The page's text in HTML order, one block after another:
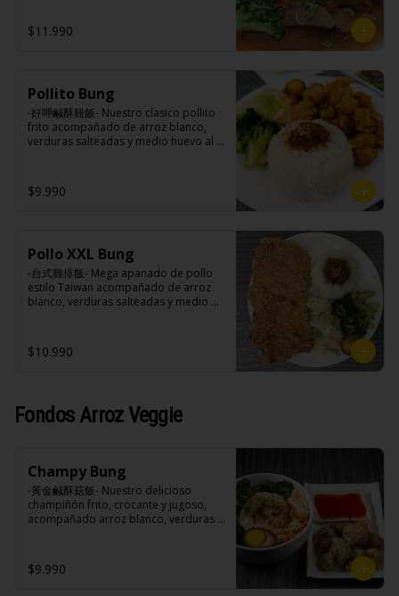
reemplazo, consultar disponibilidad),
comino, paprika, pimienta, azúcar,
huevo, jengibre, cebollín, salsa de
soya, ajo, agua, azúcar, mix de hierbas
(canela, anís, pimienta y comino), mirin
(azúcar, arroz, agua, alcohol).
cebollín, jengibre, zanahoria, tomate,
salsa de poroto (agua, poroto de
soya, trigo, azúcar, sal), salsa de soya,
azúcar, salsa satay (aceite de soya,
pescado seco, jengibre, trigo, sésamo,
orientales, sal, cardamomo, pimienta
reemplazo, consultar disponibilidad),
zanahoria, ajo, sal, extracto de
champiñón taiwanes, extracto de apio,
extracto de repollo, poroto de soya,
comino, paprika, pimienta, azúcar,
(canela, anís, pimienta y comino), mirin
$11.990
Pollito Bung
-好呷鹹酥雞飯- Nuestro clasico pollito
frito acompañado de arroz blanco,
verduras salteadas y medio huevo al
tapioca, ají, pimienta, extracto de
cerdo, extracto de papaya, salsa de
soya, soya, pimienta sal (pimienta, sal,
ajo, cebollín, azúcar).
Acompañamientos: Arroz, repollo,
zanahoria, ajo, sal, extracto de
huevo, jengibre, cebollín, salsa de
soya, ajo, agua, azúcar, mix de hierbas
$9.990
Pollo XXL Bung
-台式雞排飯- Mega apanado de pollo
estilo Taiwan acompañado de arroz
blanco, verduras salteadas y medio
extracto de cerdo, extracto de papaya,
salsa de soya, soya, especias
Acompañamientos: Arroz, repollo,
brocoli (o choclo con pepino en su
reemplazo, consultar disponibilidad),
zanahoria, ajo, sal, extracto de
champiñón taiwanes, extracto de apio,
huevo, jengibre, cebollín, salsa de
$10.990
Fondos Arroz Veggie
Champy Bung
-黃金鹹酥菇飯- Nuestro delicioso
champiñón frito, crocante y jugoso,
acompañado arroz blanco, verduras
vegetarianos).
$9.990